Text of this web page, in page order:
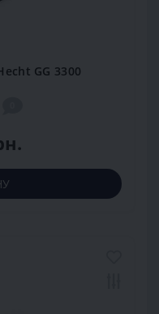
GG 3300